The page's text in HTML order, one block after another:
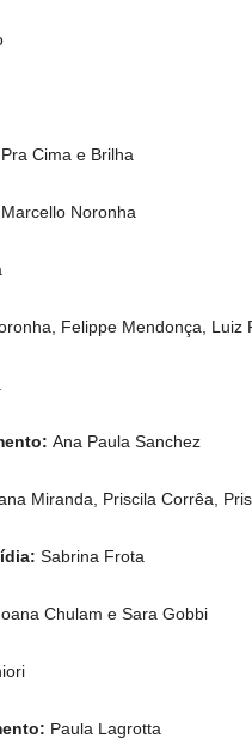
Cima e Brilha
Marcello Noronha
Felippe Mendonça, Luiz
Ana Paula Sanchez
Miranda, Priscila Corrêa,
Sabrina Frota
Chulam e Sara Gobbi
Paula Lagrotta